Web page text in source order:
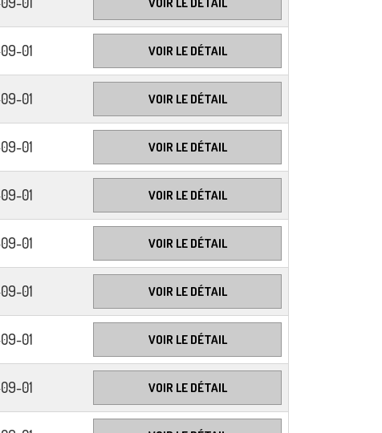
01 VOIR LE DÉTAIL
01 VOIR LE DÉTAIL
01 VOIR LE DÉTAIL
01 VOIR LE DÉTAIL
01 VOIR LE DÉTAIL
01 VOIR LE DÉTAIL
01 VOIR LE DÉTAIL
01 VOIR LE DÉTAIL